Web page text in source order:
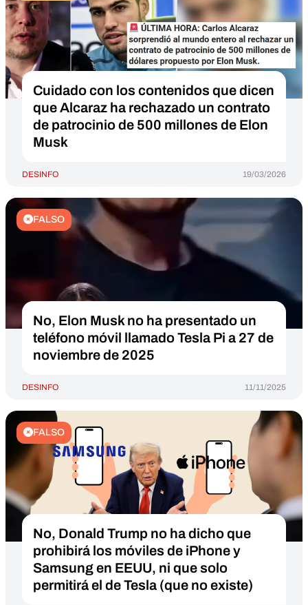
Cuidado con los contenidos que dicen
que Alcaraz ha rechazado un contrato
de patrocinio de 500 millones de Elon
Musk
DESINFO 19/03/2026
FALSO
No, Elon Musk no ha presentado un
teléfono móvil llamado Tesla Pi a 27 de
noviembre de 2025
DESINFO 11/11/2025
FALSO
No, Donald Trump no ha dicho que
prohibirá los móviles de iPhone y
Samsung en EEUU, ni que solo
permitirá el de Tesla (que no existe)